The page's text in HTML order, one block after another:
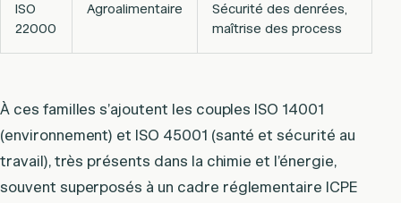
ISO
22000
Agroalimentaire
Sécurité des denrées,
maîtrise des process
À ces familles s’ajoutent les couples ISO 14001
(environnement) et ISO 45001 (santé et sécurité au
travail), très présents dans la chimie et l’énergie,
souvent superposés à un cadre réglementaire ICPE